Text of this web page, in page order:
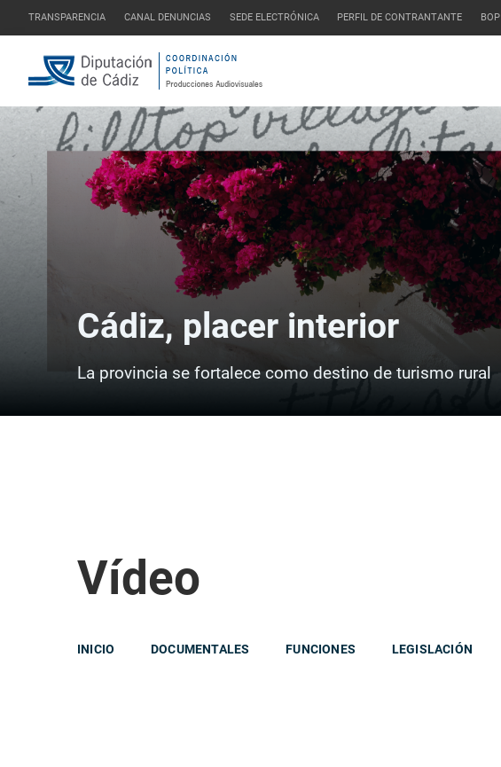
TRANSPARENCIA CANAL DENUNCIAS SEDE ELECTRÓNICA PERFIL DE CONTRANTANTE BOP
Cádiz, placer interior
La provincia se fortalece como destino de turismo rural
Vídeo
INICIO DOCUMENTALES FUNCIONES LEGISLACIÓN